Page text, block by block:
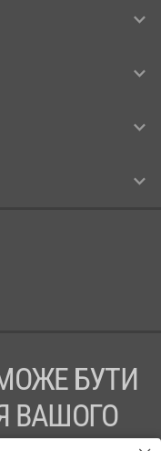
БУТИ
ВАШОГО